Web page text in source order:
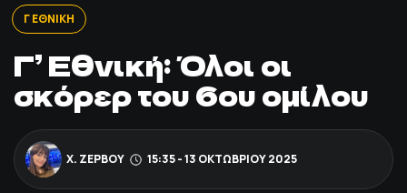
ΠΟΔΟΣΦΑΙΡΟ
ΑΛΛΑ ΣΠΟΡ
PRIME ZONE
ΕΠΙΚΑΙΡΟΤΗΤΑ
Γ ΕΘΝΙΚΗ
Γ’ Εθνική: Όλοι οι
σκόρερ του 6ου ομίλου
Χ. ΖΕΡΒΟΎ 15:35 - 13 ΟΚΤΩΒΡΊΟΥ 2025